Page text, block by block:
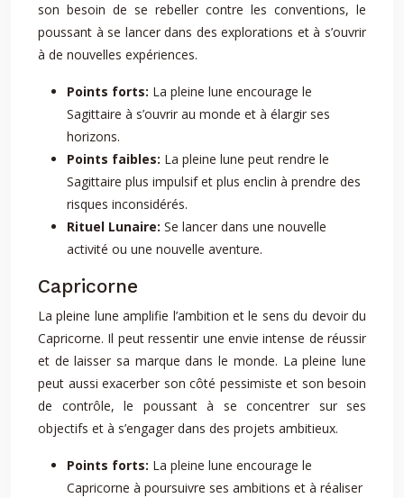
son besoin de se rebeller contre les conventions, le
poussant à se lancer dans des explorations et à s’ouvrir
à de nouvelles expériences.
Points forts: La pleine lune encourage le
Sagittaire à s’ouvrir au monde et à élargir ses
horizons.
Points faibles: La pleine lune peut rendre le
Sagittaire plus impulsif et plus enclin à prendre des
risques inconsidérés.
Rituel Lunaire: Se lancer dans une nouvelle
activité ou une nouvelle aventure.
Capricorne
La pleine lune amplifie l’ambition et le sens du devoir du
Capricorne. Il peut ressentir une envie intense de réussir
et de laisser sa marque dans le monde. La pleine lune
peut aussi exacerber son côté pessimiste et son besoin
de contrôle, le poussant à se concentrer sur ses
objectifs et à s’engager dans des projets ambitieux.
Points forts: La pleine lune encourage le
Capricorne à poursuivre ses ambitions et à réaliser